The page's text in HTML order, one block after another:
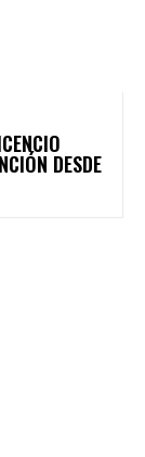
DESDE